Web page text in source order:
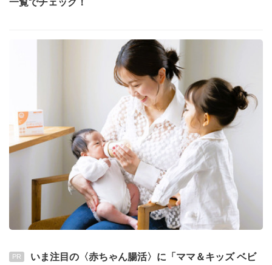
一覧でチェック！
PR
いま注目の〈赤ちゃん腸活〉に「ママ＆キッズ ベビ